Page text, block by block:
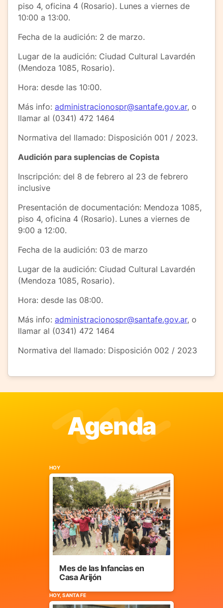
piso 4, oficina 4 (Rosario). Lunes a viernes de
10:00 a 13:00.
Fecha de la audición: 2 de marzo.
Lugar de la audición: Ciudad Cultural Lavardén
(Mendoza 1085, Rosario).
Hora: desde las 10:00.
Más info: administracionospr@santafe.gov.ar, o
llamar al (0341) 472 1464
Normativa del llamado: Disposición 001 / 2023.
Audición para suplencias de Copista
Inscripción: del 8 de febrero al 23 de febrero
inclusive
Presentación de documentación: Mendoza 1085,
piso 4, oficina 4 (Rosario). Lunes a viernes de
9:00 a 12:00.
Fecha de la audición: 03 de marzo
Lugar de la audición: Ciudad Cultural Lavardén
(Mendoza 1085, Rosario).
Hora: desde las 08:00.
Más info: administracionospr@santafe.gov.ar, o
llamar al (0341) 472 1464
Normativa del llamado: Disposición 002 / 2023
Agenda
HOY
Mes de las Infancias en
Casa Arijón
HOY, SANTA FE